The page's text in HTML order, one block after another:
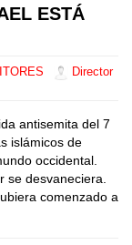
ESTÁ
Director
antisemita del 7
islámicos de
occidental.
se desvaneciera.
comenzado a